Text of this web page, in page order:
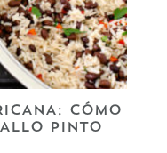
CÓMO
PINTO